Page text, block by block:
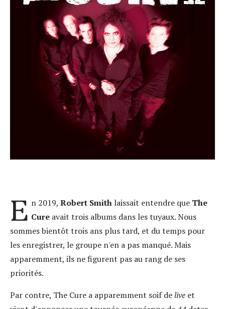
E n 2019, Robert Smithlaissait entendre que The
Cure avait trois albums dans les tuyaux. Nous
sommes bientôt trois ans plus tard, et du temps pour
les enregistrer, le groupe n'en a pas manqué. Mais
apparemment, ils ne figurent pas au rang de ses
priorités.
Par contre, The Cure a apparemment soif delive et